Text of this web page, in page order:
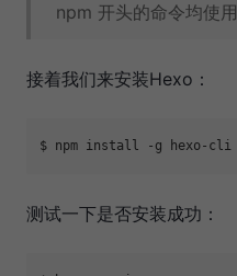
npm 开头的命令均使用
接着我们来安装Hexo：
测试一下是否安装成功：